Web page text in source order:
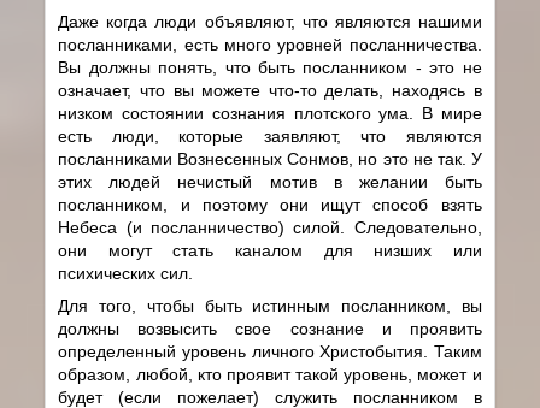
Даже когда люди объявляют, что являются нашими
посланниками, есть много уровней посланничества.
Вы должны понять, что быть посланником - это не
означает, что вы можете что-то делать, находясь в
низком состоянии сознания плотского ума. В мире
есть люди, которые заявляют, что являются
посланниками Вознесенных Сонмов, но это не так. У
этих людей нечистый мотив в желании быть
посланником, и поэтому они ищут способ взять
Небеса (и посланничество) силой. Следовательно,
они могут стать каналом для низших или
психических сил.
Для того, чтобы быть истинным посланником, вы
должны возвысить свое сознание и проявить
определенный уровень личного Христобытия. Таким
образом, любой, кто проявит такой уровень, может и
будет (если пожелает) служить посланником в